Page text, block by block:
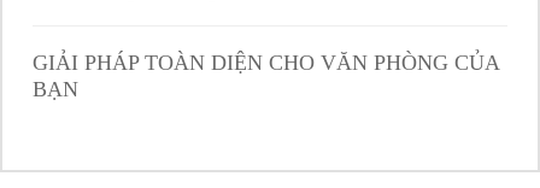
GIẢI PHÁP TOÀN DIỆN CHO VĂN PHÒNG CỦA
BẠN